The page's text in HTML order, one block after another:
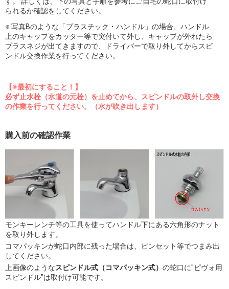
られるか確認をしてください。
※ 写真Bのような「プラスチック・ハンドル」の場合、ハンドル
上のキャップをカッター等で突付いて外し、キャップが外れたら
プラスネジが出てきますので、ドライバーで取り外してからスピ
ンドル交換作業を行ってください。
【※最初にすること！】
必ず止水栓（水道の元栓）を止めてから、スピンドルの取外し交換
の作業を行ってください。（水が吹き出します）
購入前の確認作業
モンキーレンチ等の工具を使ってハンドル下にある六角形のナット
を取り外します。
コマパッキンが蛇口内部に残った場合は、ピンセット等でつまみ出
してください。
上画像のようなスピンドル式（コマパッキン式） の蛇口に"ピヴォ用
スピンドル"は取付け可能です。